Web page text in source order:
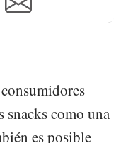
como una
es posible